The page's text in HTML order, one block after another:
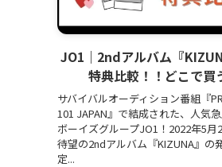
JO1｜2ndアルバム『
特典比較！！どこで買
サバイバルオーディション番組『
101 JAPAN』で結成された、人気
ボーイズグループJO1！2022年5月
待望の2ndアルバム『KIZUNA』の
定...